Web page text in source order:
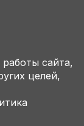
сайта,
целей,